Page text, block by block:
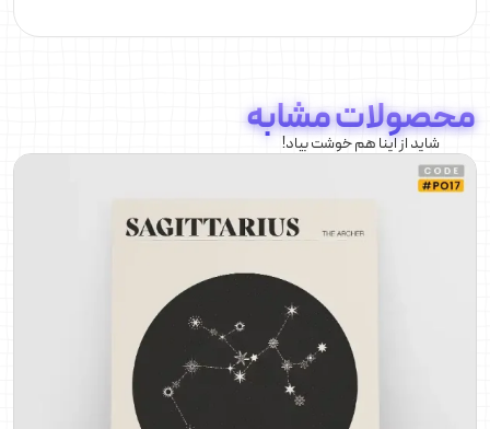
محصولات مشابه
شاید از اینا هم خوشت بیاد!